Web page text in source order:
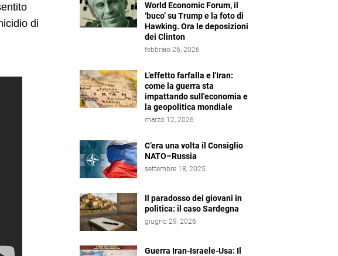
di
World Economic Forum, il
‘buco’ su Trump e la foto di
Hawking. Ora le deposizioni
dei Clinton
febbraio 26, 2026
L’effetto farfalla e l'Iran:
come la guerra sta
impattando sull'economia e
la geopolitica mondiale
marzo 12, 2026
C’era una volta il Consiglio
NATO–Russia
settembre 18, 2025
Il paradosso dei giovani in
politica: il caso Sardegna
giugno 29, 2026
Guerra Iran-Israele-Usa: Il